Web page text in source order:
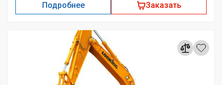
Подробнее Заказать